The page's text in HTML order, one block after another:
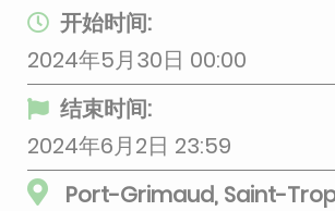
开始时间:
2024年5月30日 00:00
结束时间:
2024年6月2日 23:59
Port-Grimaud, Saint-